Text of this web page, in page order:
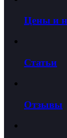
Цены и
Статьи
Отзывы